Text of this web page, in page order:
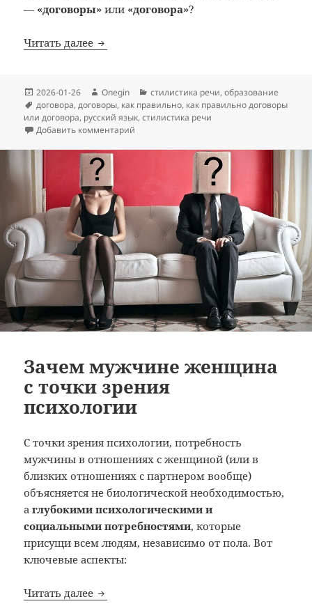
— «договоры» или «договора»?
Читать далее Как правильно: договоры или договора
Опубликовано
2026-01-26 Автор
Onegin Рубрики
стилистика речи,образование
Метки
договора,договоры, как правильно, как правильно договоры
или договора, русский язык,стилистика речи
Добавить комментарий
Зачем мужчине женщина
с точки зрения
психологии
С точки зрения психологии, потребность
мужчины в отношениях с женщиной (или в
близких отношениях с партнером вообще)
объясняется не биологической необходимостью,
аглубокими психологическими и
социальными потребностями, которые
присущи всем людям, независимо от пола. Вот
ключевые аспекты:
Читать далее Зачем мужчине женщина с точки